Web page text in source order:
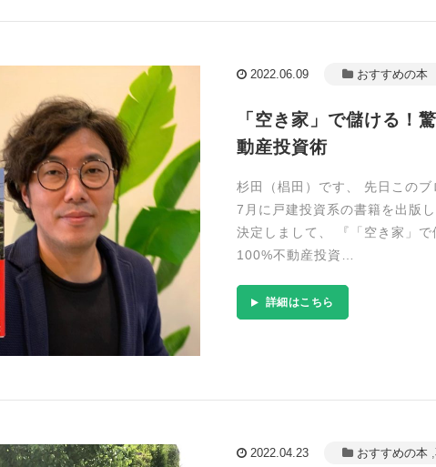
2022.06.09 おすすめの本
「空き家」で儲ける！
動産投資術
杉田（椙田）です、 先日このブ
7月に戸建投資系の書籍を出版
決定しまして、 『「空き家」で
100%不動産投資…
詳細はこちら
2022.04.23 おすすめの本